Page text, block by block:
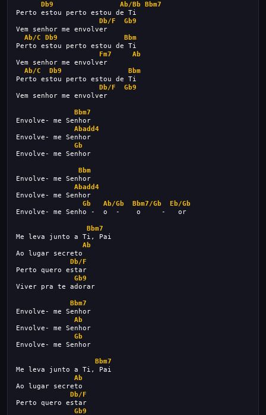
Db9 Ab/Bb
Bbm7
Perto estou perto estou de Ti
Db/F
Gb9
Vem senhor me envolver
Ab/C
Db9
Bbm
Perto estou perto estou de Ti
Fm7
Ab
Vem senhor me envolver
Ab/C
Db9
Bbm
Perto estou perto estou de Ti
Db/F
Gb9
Vem senhor me envolver
Bbm7
Envolve- me Senhor
Abadd4
Envolve- me Senhor
Gb
Envolve- me Senhor
Bbm
Envolve- me Senhor
Abadd4
Envolve- me Senhor
Gb
Ab/Gb Bbm7/Gb
Eb/Gb
Envolve- me Senho -  o  -    o     -   or
Bbm7
Me leva junto a Ti, Pai
Ab
Ao lugar secreto
Db/F
Perto quero estar
Gb9
Viver pra te adorar
Bbm7
Envolve- me Senhor
Ab
Envolve- me Senhor
Gb
Envolve- me Senhor
Bbm7
Me leva junto a Ti, Pai
Ab
Ao lugar secreto
Db/F
Perto quero estar
Gb9